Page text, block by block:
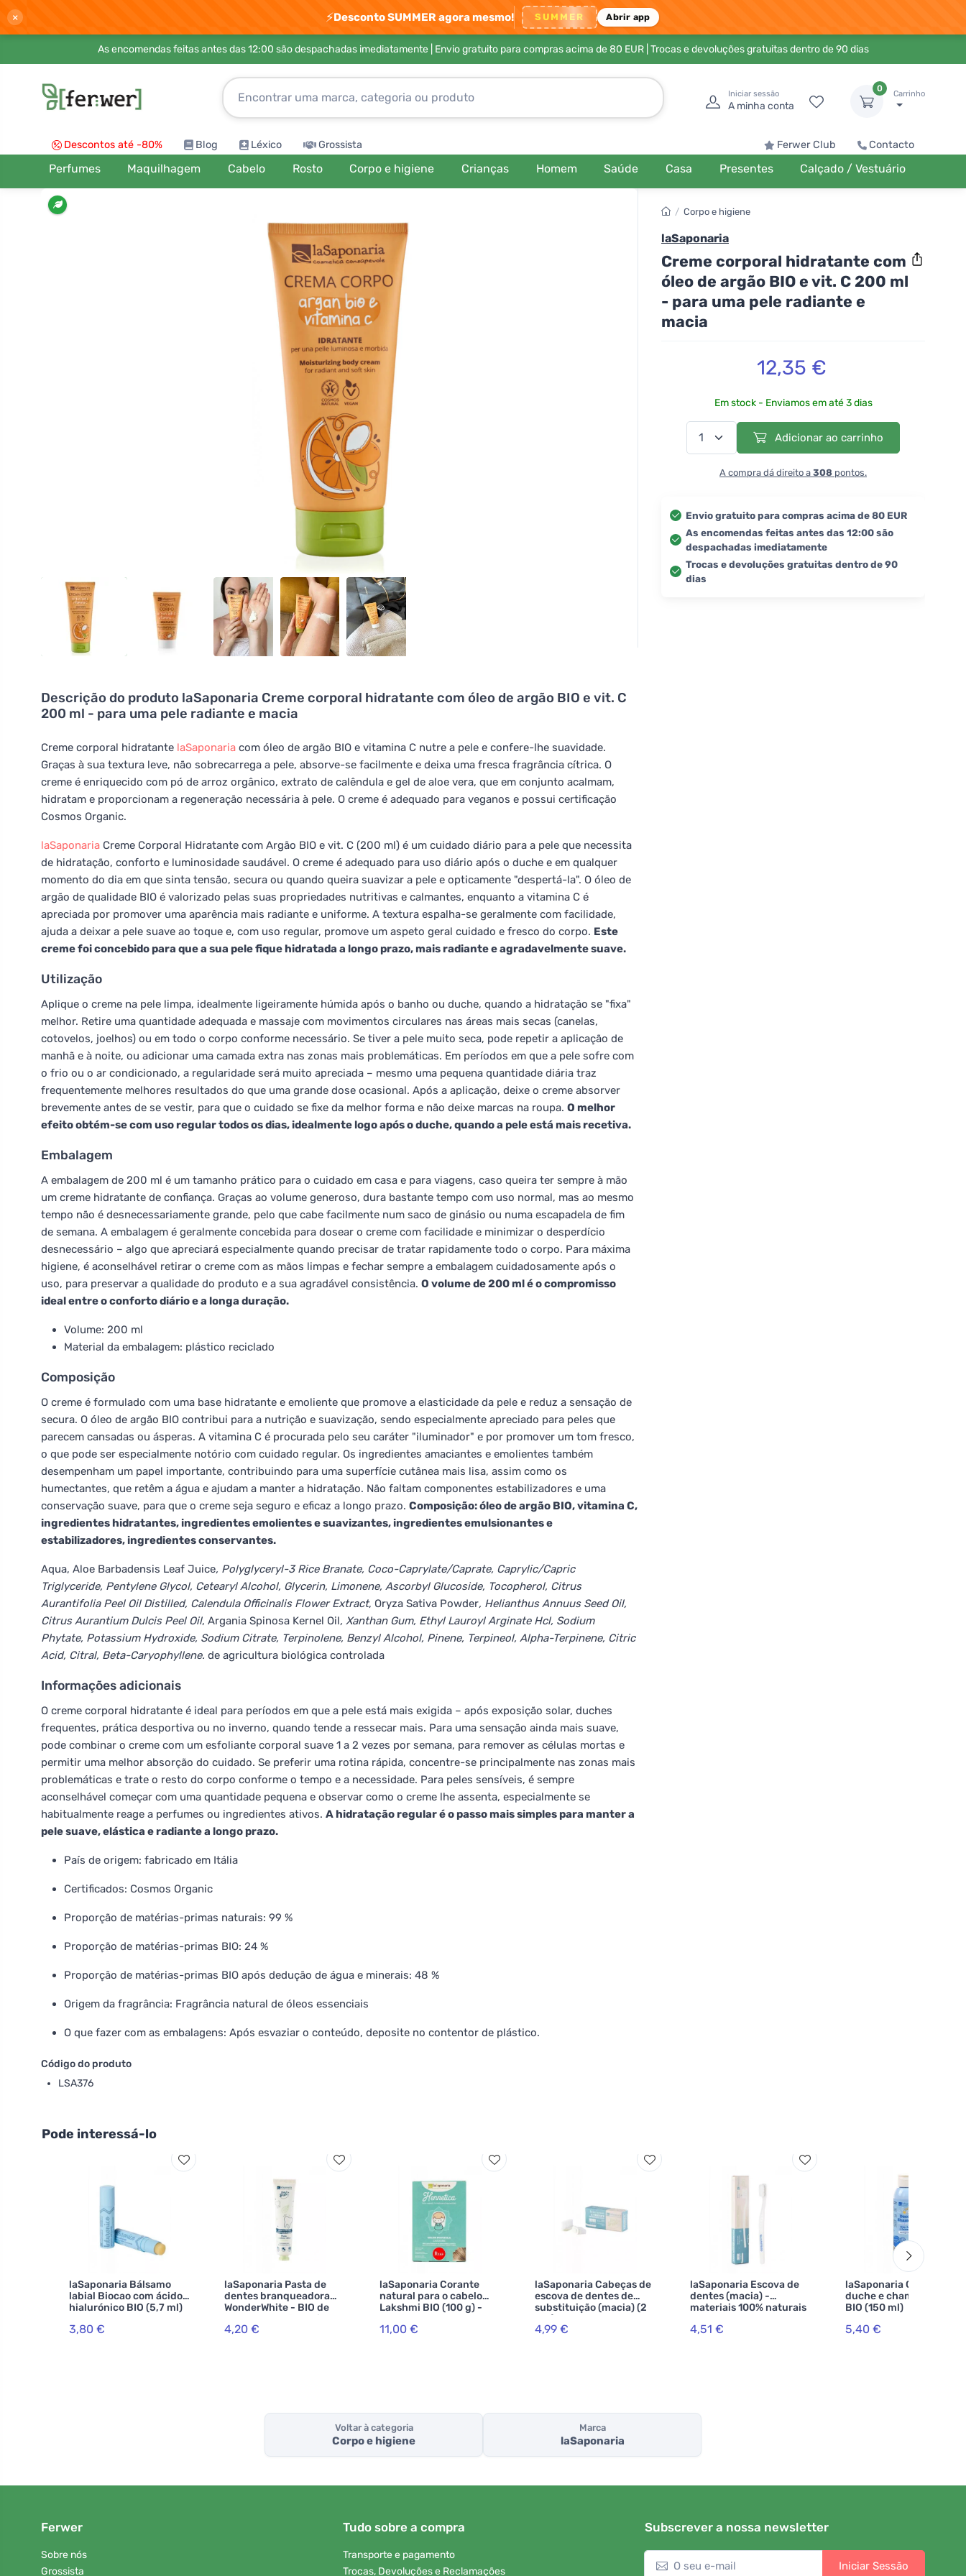
× ⚡Desconto SUMMER agora mesmo! SUMMER Abrir app
As encomendas feitas antes das 12:00 são despachadas imediatamente | Envio gratuito para compras acima de 80 EUR| Trocas e devoluções gratuitas dentro de 90 dias
Iniciar sessão
A minha conta
0
Carrinho
Descontos até -80% Blog Léxico Grossista Ferwer Club Contacto
Perfumes Maquilhagem Cabelo Rosto Corpo e higiene Crianças Homem Saúde Casa Presentes Calçado / Vestuário
Descrição do produto laSaponaria Creme corporal hidratante com óleo de argão BIO e vit. C
200 ml - para uma pele radiante e macia
Creme corporal hidratante laSaponaria com óleo de argão BIO e vitamina C nutre a pele e confere-lhe suavidade.
Graças à sua textura leve, não sobrecarrega a pele, absorve-se facilmente e deixa uma fresca fragrância cítrica. O
creme é enriquecido com pó de arroz orgânico, extrato de calêndula e gel de aloe vera, que em conjunto acalmam,
hidratam e proporcionam a regeneração necessária à pele. O creme é adequado para veganos e possui certificação
Cosmos Organic.
laSaponaria Creme Corporal Hidratante com Argão BIO e vit. C (200 ml) é um cuidado diário para a pele que necessita
de hidratação, conforto e luminosidade saudável. O creme é adequado para uso diário após o duche e em qualquer
momento do dia em que sinta tensão, secura ou quando queira suavizar a pele e opticamente "despertá-la". O óleo de
argão de qualidade BIO é valorizado pelas suas propriedades nutritivas e calmantes, enquanto a vitamina C é
apreciada por promover uma aparência mais radiante e uniforme. A textura espalha-se geralmente com facilidade,
ajuda a deixar a pele suave ao toque e, com uso regular, promove um aspeto geral cuidado e fresco do corpo. Este
creme foi concebido para que a sua pele fique hidratada a longo prazo, mais radiante e agradavelmente suave.
Utilização
Aplique o creme na pele limpa, idealmente ligeiramente húmida após o banho ou duche, quando a hidratação se "fixa"
melhor. Retire uma quantidade adequada e massaje com movimentos circulares nas áreas mais secas (canelas,
cotovelos, joelhos) ou em todo o corpo conforme necessário. Se tiver a pele muito seca, pode repetir a aplicação de
manhã e à noite, ou adicionar uma camada extra nas zonas mais problemáticas. Em períodos em que a pele sofre com
o frio ou o ar condicionado, a regularidade será muito apreciada – mesmo uma pequena quantidade diária traz
frequentemente melhores resultados do que uma grande dose ocasional. Após a aplicação, deixe o creme absorver
brevemente antes de se vestir, para que o cuidado se fixe da melhor forma e não deixe marcas na roupa. O melhor
efeito obtém-se com uso regular todos os dias, idealmente logo após o duche, quando a pele está mais recetiva.
Embalagem
A embalagem de 200 ml é um tamanho prático para o cuidado em casa e para viagens, caso queira ter sempre à mão
um creme hidratante de confiança. Graças ao volume generoso, dura bastante tempo com uso normal, mas ao mesmo
tempo não é desnecessariamente grande, pelo que cabe facilmente num saco de ginásio ou numa escapadela de fim
de semana. A embalagem é geralmente concebida para dosear o creme com facilidade e minimizar o desperdício
desnecessário – algo que apreciará especialmente quando precisar de tratar rapidamente todo o corpo. Para máxima
higiene, é aconselhável retirar o creme com as mãos limpas e fechar sempre a embalagem cuidadosamente após o
uso, para preservar a qualidade do produto e a sua agradável consistência. O volume de 200 ml é o compromisso
ideal entre o conforto diário e a longa duração.
Volume: 200 ml
Material da embalagem: plástico reciclado
Composição
O creme é formulado com uma base hidratante e emoliente que promove a elasticidade da pele e reduz a sensação de
secura. O óleo de argão BIO contribui para a nutrição e suavização, sendo especialmente apreciado para peles que
parecem cansadas ou ásperas. A vitamina C é procurada pelo seu caráter "iluminador" e por promover um tom fresco,
o que pode ser especialmente notório com cuidado regular. Os ingredientes amaciantes e emolientes também
desempenham um papel importante, contribuindo para uma superfície cutânea mais lisa, assim como os
humectantes, que retêm a água e ajudam a manter a hidratação. Não faltam componentes estabilizadores e uma
conservação suave, para que o creme seja seguro e eficaz a longo prazo. Composição: óleo de argão BIO, vitamina C,
ingredientes hidratantes, ingredientes emolientes e suavizantes, ingredientes emulsionantes e
estabilizadores, ingredientes conservantes.
Aqua, Aloe Barbadensis Leaf Juice, Polyglyceryl-3 Rice Branate, Coco-Caprylate/Caprate, Caprylic/Capric
Triglyceride, Pentylene Glycol, Cetearyl Alcohol, Glycerin, Limonene, Ascorbyl Glucoside, Tocopherol, Citrus
Aurantifolia Peel Oil Distilled, Calendula Officinalis Flower Extract, Oryza Sativa Powder, Helianthus Annuus Seed Oil,
Citrus Aurantium Dulcis Peel Oil, Argania Spinosa Kernel Oil, Xanthan Gum, Ethyl Lauroyl Arginate Hcl, Sodium
Phytate, Potassium Hydroxide, Sodium Citrate, Terpinolene, Benzyl Alcohol, Pinene, Terpineol, Alpha-Terpinene, Citric
Acid, Citral, Beta-Caryophyllene. de agricultura biológica controlada
Informações adicionais
O creme corporal hidratante é ideal para períodos em que a pele está mais exigida – após exposição solar, duches
frequentes, prática desportiva ou no inverno, quando tende a ressecar mais. Para uma sensação ainda mais suave,
pode combinar o creme com um esfoliante corporal suave 1 a 2 vezes por semana, para remover as células mortas e
permitir uma melhor absorção do cuidado. Se preferir uma rotina rápida, concentre-se principalmente nas zonas mais
problemáticas e trate o resto do corpo conforme o tempo e a necessidade. Para peles sensíveis, é sempre
aconselhável começar com uma quantidade pequena e observar como o creme lhe assenta, especialmente se
habitualmente reage a perfumes ou ingredientes ativos. A hidratação regular é o passo mais simples para manter a
pele suave, elástica e radiante a longo prazo.
País de origem: fabricado em Itália
Certificados: Cosmos Organic
Proporção de matérias-primas naturais: 99 %
Proporção de matérias-primas BIO: 24 %
Proporção de matérias-primas BIO após dedução de água e minerais: 48 %
Origem da fragrância: Fragrância natural de óleos essenciais
O que fazer com as embalagens: Após esvaziar o conteúdo, deposite no contentor de plástico.
Código do produto
LSA376
/ Corpo e higiene
laSaponaria
Creme corporal hidratante com
óleo de argão BIO e vit. C 200 ml
- para uma pele radiante e
macia
12,35 €
Em stock - Enviamos em até 3 dias
Adicionar ao carrinho
A compra dá direito a 308 pontos.
Envio gratuito para compras acima de 80 EUR
As encomendas feitas antes das 12:00 são
despachadas imediatamente
Trocas e devoluções gratuitas dentro de 90
dias
Pode interessá-lo
laSaponaria Bálsamo
labial Biocao com ácido
hialurónico BIO (5,7 ml)
3,80 €
laSaponaria Pasta de
dentes branqueadora
WonderWhite - BIO de
menta e carvão activado
(75 ml)
4,20 €
laSaponaria Corante
natural para o cabelo
Lakshmi BIO (100 g) -
11,00 €
laSaponaria Cabeças de
escova de dentes de
substituição (macia) (2
pcs)
4,99 €
laSaponaria Escova de
dentes (macia) -
materiais 100% naturais
4,51 €
laSaponaria Gel de
duche e champô pós-sol
BIO (150 ml)
5,40 €
Voltar à categoria
Corpo e higiene
Marca
laSaponaria
Ferwer
Sobre nós
Grossista
Tudo sobre a compra
Transporte e pagamento
Trocas, Devoluções e Reclamações
Subscrever a nossa newsletter
Iniciar Sessão